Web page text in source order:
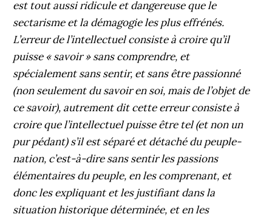
est tout aussi ridicule et dangereuse que le
sectarisme et la démagogie les plus effrénés.
L’erreur de l’intellectuel consiste à croire qu’il
puisse « savoir » sans comprendre, et
spécialement sans sentir, et sans être passionné
(non seulement du savoir en soi, mais de l’objet de
ce savoir), autrement dit cette erreur consiste à
croire que l’intellectuel puisse être tel (et non un
pur pédant) s’il est séparé et détaché du peuple-
nation, c’est-à-dire sans sentir les passions
élémentaires du peuple, en les comprenant, et
donc les expliquant et les justifiant dans la
situation historique déterminée, et en les